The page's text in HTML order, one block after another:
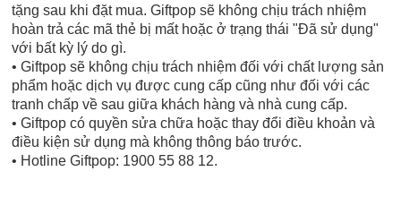
tặng sau khi đặt mua. Giftpop sẽ không chịu trách nhiệm
hoàn trả các mã thẻ bị mất hoặc ở trạng thái "Đã sử dụng"
với bất kỳ lý do gì.
• Giftpop sẽ không chịu trách nhiệm đối với chất lượng sản
phẩm hoặc dịch vụ được cung cấp cũng như đối với các
tranh chấp về sau giữa khách hàng và nhà cung cấp.
• Giftpop có quyền sửa chữa hoặc thay đổi điều khoản và
điều kiện sử dụng mà không thông báo trước.
• Hotline Giftpop: 1900 55 88 12.